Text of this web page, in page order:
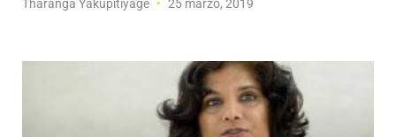
Tharanga Yakupitiyage 25 marzo, 2019